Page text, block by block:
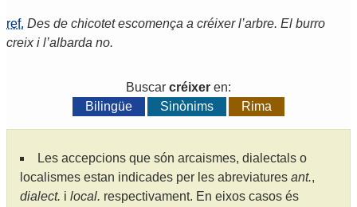
ref. Des de chicotet escomença a créixer l’arbre. El burro
creix i l’albarda no.
Buscar créixer en:
Bilingüe
Sinònims Rima
Les accepcions que són arcaismes, dialectals o
localismes estan indicades per les abreviatures ant.,
dialect. i local. respectivament. En eixos casos és